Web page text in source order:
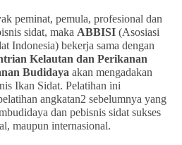
peminat, pemula, profesional dan
sidat, maka ABBISI (Asosiasi
Indonesia) bekerja sama dengan
Kelautan dan Perikanan
Budidaya akan mengadakan
Ikan Sidat. Pelatihan ini
angkatan2 sebelumnya yang
dan pebisnis sidat sukses
maupun internasional.